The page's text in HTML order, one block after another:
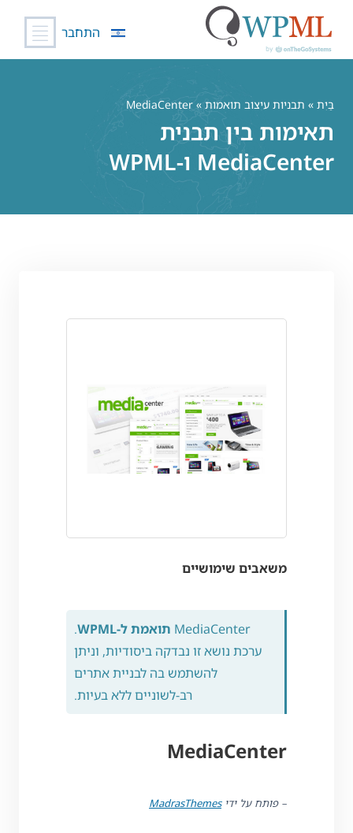
התחבר
בַּיִת » תבניות עיצוב תואמות » MediaCenter
תאימות בין תבנית
MediaCenter ו-WPML
משאבים שימושיים
MediaCenter תואמת ל-WPML
.
ערכת נושא זו נבדקה ביסודיות, וניתן
להשתמש בה לבניית אתרים
רב-לשוניים ללא בעיות.
MediaCenter
– פותח על ידיMadrasThemes